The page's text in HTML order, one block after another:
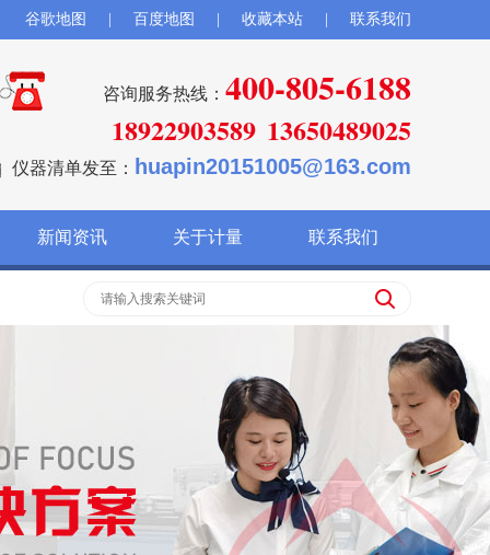
谷歌地图 百度地图 收藏本站 联系我们
咨询服务热线： 400-805-6188
18922903589 13650489025
仪器清单发至： huapin20151005@163.com
新闻资讯 关于计量 联系我们